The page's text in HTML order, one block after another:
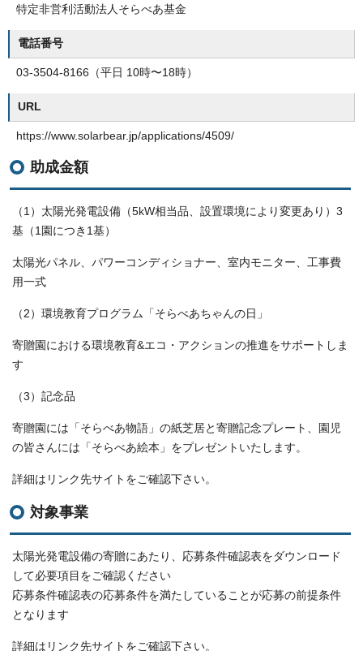
特定非営利活動法人そらべあ基金
電話番号
03-3504-8166（平日 10時〜18時）
URL
https://www.solarbear.jp/applications/4509/
助成金額
（1）太陽光発電設備（5kW相当品、設置環境により変更あり）3
基（1園につき1基）
太陽光パネル、パワーコンディショナー、室内モニター、工事費
用一式
（2）環境教育プログラム「そらべあちゃんの日」
寄贈園における環境教育&エコ・アクションの推進をサポートしま
す
（3）記念品
寄贈園には「そらべあ物語」の紙芝居と寄贈記念プレート、園児
の皆さんには「そらべあ絵本」をプレゼントいたします。
詳細はリンク先サイトをご確認下さい。
対象事業
太陽光発電設備の寄贈にあたり、応募条件確認表をダウンロード
して必要項目をご確認ください
応募条件確認表の応募条件を満たしていることが応募の前提条件
となります
詳細はリンク先サイトをご確認下さい。